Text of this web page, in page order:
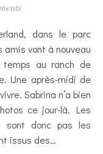
vont à nouveau
au ranch de
Une après-midi de
Sabrina n’a bien
ce jour-là. Les
sont donc pas les
issus des…